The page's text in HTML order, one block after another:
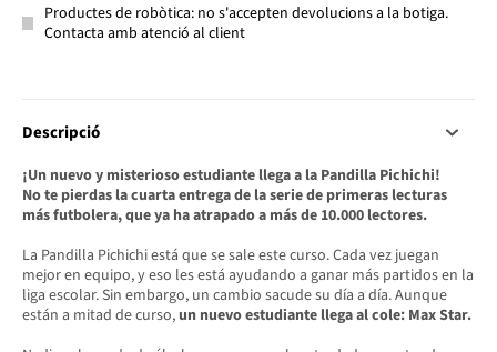
Productes de robòtica: no s'accepten devolucions a la botiga.
Contacta amb atenció al client
Descripció
¡Un nuevo y misterioso estudiante llega a la Pandilla Pichichi!
No te pierdas la cuarta entrega de la serie de primeras lecturas
más futbolera, que ya ha atrapado a más de 10.000 lectores.
La Pandilla Pichichi está que se sale este curso. Cada vez juegan
mejor en equipo, y eso les está ayudando a ganar más partidos en la
liga escolar. Sin embargo, un cambio sacude su día a día. Aunque
están a mitad de curso,un nuevo estudiante llega al cole: Max Star.